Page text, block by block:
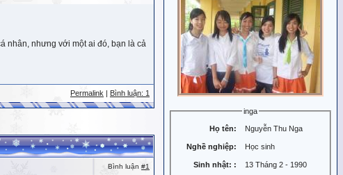
nhân, nhưng với một ai đó, bạn là cả
Permalink Bình luận: 1
Bình luận #1
inga
Họ tên: Nguyễn Thu Nga
Nghề nghiệp: Học sinh
Sinh nhật: : 13 Tháng 2 - 1990